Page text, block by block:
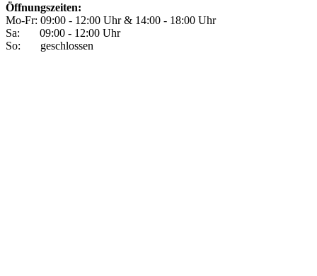
Öffnungszeiten:
Mo-Fr: 09:00 - 12:00 Uhr & 14:00 - 18:00 Uhr
Sa: 09:00 - 12:00 Uhr
So: geschlossen